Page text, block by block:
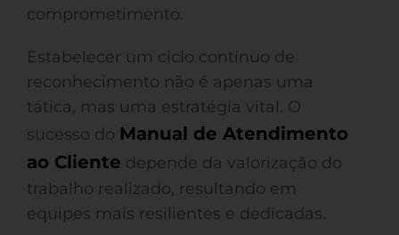
comprometimento.
Estabelecer um ciclo contínuo de
reconhecimento não é apenas uma
tática, mas uma estratégia vital. O
sucesso do Manual de Atendimento
ao Cliente depende da valorização do
trabalho realizado, resultando em
equipes mais resilientes e dedicadas.